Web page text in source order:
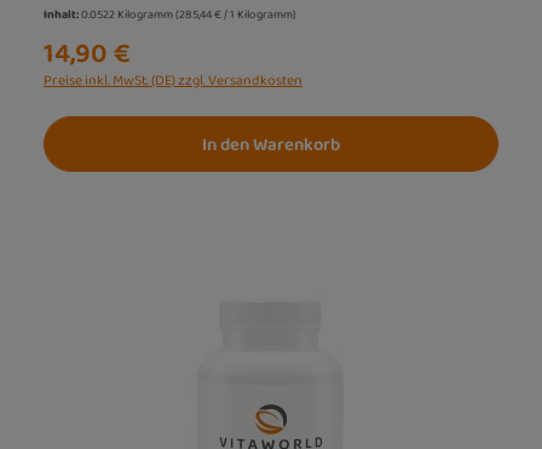
Inhalt:0.0522 Kilogramm(285,44 € / 1 Kilogramm)
14,90 €
Preise inkl. MwSt. (DE) zzgl. Versandkosten
In den Warenkorb